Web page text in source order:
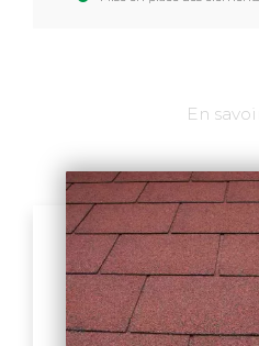
En